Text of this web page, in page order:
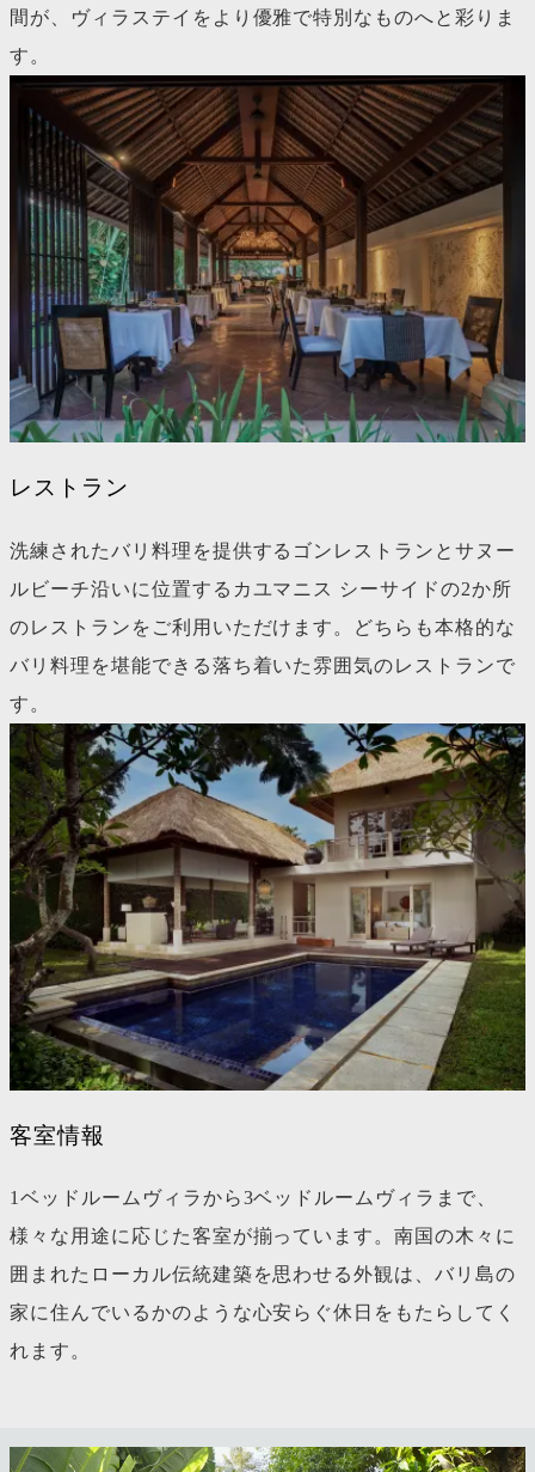
間が、ヴィラステイをより優雅で特別なものへと彩りま
す。
レストラン
洗練されたバリ料理を提供するゴンレストランとサヌー
ルビーチ沿いに位置するカユマニス シーサイドの2か所
のレストランをご利用いただけます。どちらも本格的な
バリ料理を堪能できる落ち着いた雰囲気のレストランで
す。
客室情報
1ベッドルームヴィラから3ベッドルームヴィラまで、
様々な用途に応じた客室が揃っています。南国の木々に
囲まれたローカル伝統建築を思わせる外観は、バリ島の
家に住んでいるかのような心安らぐ休日をもたらしてく
れます。